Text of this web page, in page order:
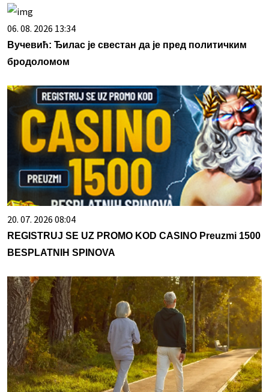
06. 08. 2026 13:34
Вучевић: Ђилас је свестан да је пред политичким
бродоломом
20. 07. 2026 08:04
REGISTRUJ SE UZ PROMO KOD CASINO Preuzmi 1500
BESPLATNIH SPINOVA